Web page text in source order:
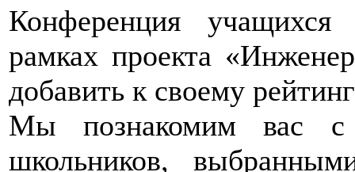
Конференция
рамках проекта
добавить к своему
Мы познакомим вас с
школьников,